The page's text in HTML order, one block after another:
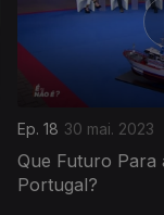
Ep. 18 30 mai. 2023
Que Futuro Para
Portugal?